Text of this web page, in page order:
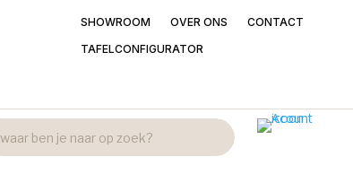
SHOWROOM OVER ONS
CONTACT
TAFELCONFIGURATOR